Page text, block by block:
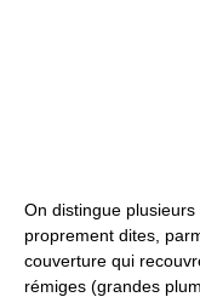
On distingue
proprement dites,
couverture qui
rémiges (grandes